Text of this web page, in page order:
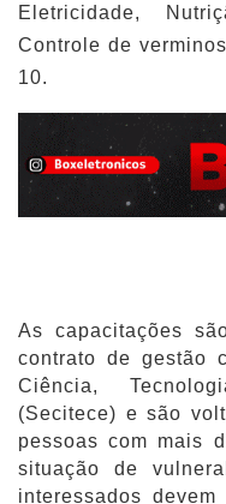
Eletricidade,
Controle de
10.
As capacitações
contrato de gestão
Ciência,
(Secitece) e são
pessoas com mais
situação de
interessados